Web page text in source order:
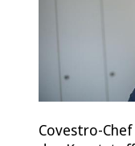
Covestro-